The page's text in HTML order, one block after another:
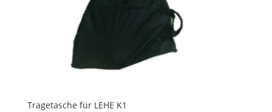
Tragetasche für LEHE K1